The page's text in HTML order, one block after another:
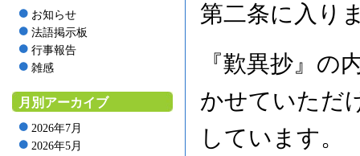
お知らせ
法語掲示板
行事報告
雑感
月別アーカイブ
2026年7月
2026年5月
第二条に入り
『歎異抄』の
かせていただ
しています。